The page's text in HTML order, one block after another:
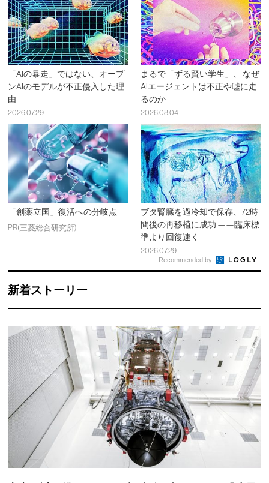
「AIの暴走」ではない、オープ
ンAIのモデルが不正侵入した理
由
2026.07.29
まるで「ずる賢い学生」、 なぜ
AIエージェントは不正や嘘に走
るのか
2026.08.04
「創薬立国」復活への分岐点
PR(三菱総合研究所)
ブタ腎臓を過冷却で保存、72時
間後の再移植に成功 ——臨床標
準より回復速く
2026.07.29
Recommended by
新着ストーリー